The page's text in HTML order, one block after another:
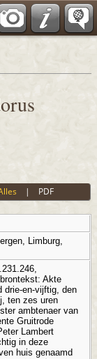
| PDF
Limburg,
Akte
drie-en-vijftig, den
ten zes uren
ambtenaer van
Gruitrode
Lambert
in deze
huis genaamd